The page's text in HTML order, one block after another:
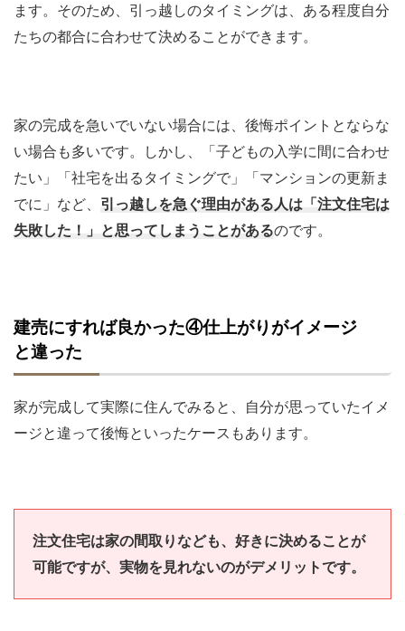
ます。そのため、引っ越しのタイミングは、ある程度自分
たちの都合に合わせて決めることができます。
家の完成を急いでいない場合には、後悔ポイントとならな
い場合も多いです。しかし、「子どもの入学に間に合わせ
たい」「社宅を出るタイミングで」「マンションの更新ま
でに」など、 引っ越しを急ぐ理由がある人は「注文住宅は
失敗した！」と思ってしまうことがあるのです。
建売にすれば良かった④仕上がりがイメージ
と違った
家が完成して実際に住んでみると、自分が思っていたイメ
ージと違って後悔といったケースもあります。
注文住宅は家の間取りなども、好きに決めることが
可能ですが、実物を見れないのがデメリットです。